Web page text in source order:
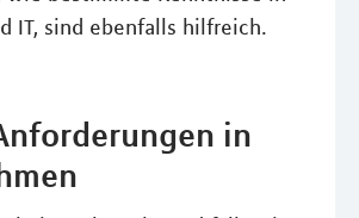
IT, sind ebenfalls hilfreich.
in